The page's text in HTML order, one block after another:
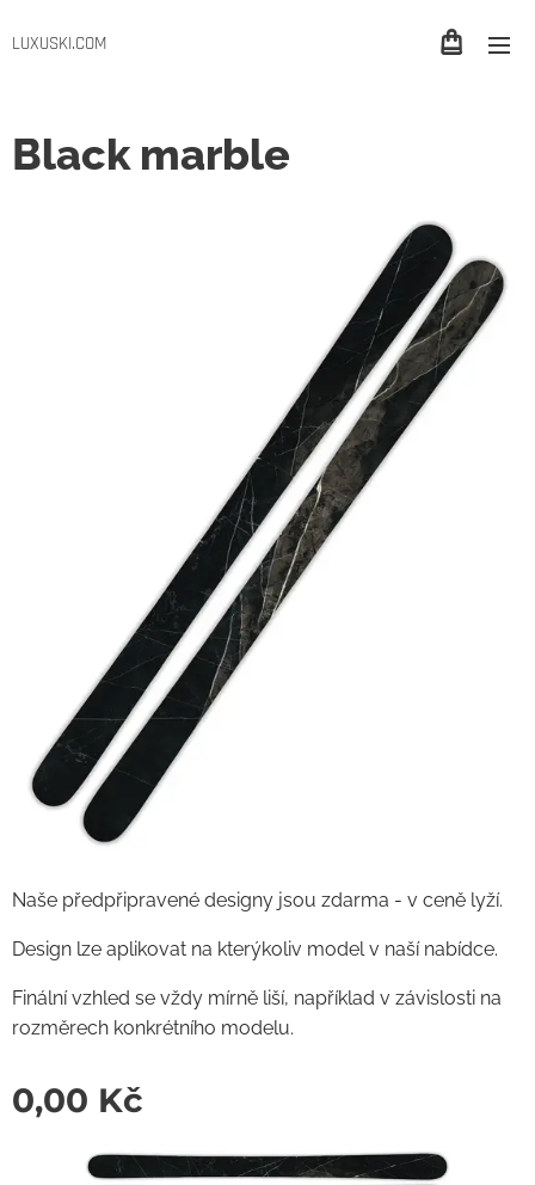
LUXUSKI.COM
Black marble
Naše předpřipravené designy jsou zdarma - v ceně lyží.
Design lze aplikovat na kterýkoliv model v naší nabídce.
Finální vzhled se vždy mírně liší, například v závislosti na
rozměrech konkrétního modelu.
0,00 Kč